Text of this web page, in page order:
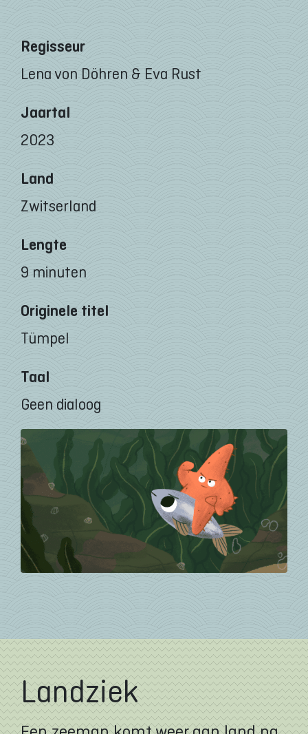
Regisseur
Lena von Döhren & Eva Rust
Jaartal
2023
Land
Zwitserland
Lengte
9 minuten
Originele titel
Tümpel
Taal
Geen dialoog
Landziek